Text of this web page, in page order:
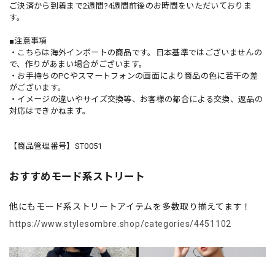
ご決済から到着まで2週間?4週間前後のお時間をいただいておりま
す。
■注意事項
・こちらは海外インポートの商品です。日本基準ではございませんの
で、作りがあまい場合がございます。
・お手持ちのPCやスマートフォンの画面により商品の色に若干の差
がございます。
・イメージの違いやサイズ交換等、お客様の都合による交換、返品の
対応はできかねます。
【商品管理番号】ST0051
おすすめモード系ストリート
他にもモード系ストリートアイテムを多数取り揃えてます！
https://www.stylesombre.shop/categories/4451102